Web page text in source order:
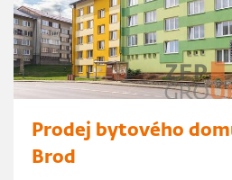
Prodej bytového
Brod